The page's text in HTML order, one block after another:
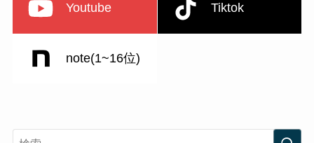
Youtube Tiktok
note(1~16位)